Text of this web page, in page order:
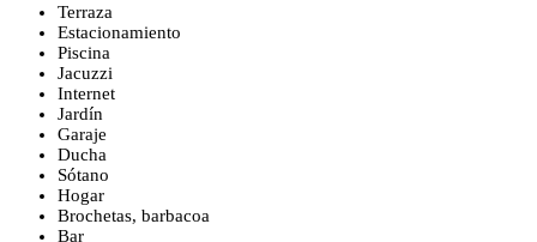
Terraza
Estacionamiento
Piscina
Jacuzzi
Internet
Jardín
Garaje
Ducha
Sótano
Hogar
Brochetas, barbacoa
Bar